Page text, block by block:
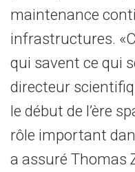
maintenance
infrastructures.
qui savent ce qui
directeur
le début de l’ère
rôle important
a assuré Thomas